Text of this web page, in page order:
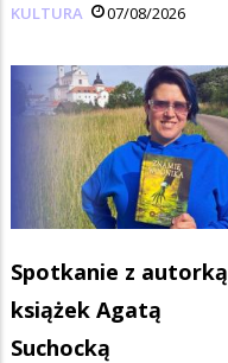
KULTURA 07/08/2026
Spotkanie z autorką
książek Agatą
Suchocką